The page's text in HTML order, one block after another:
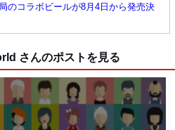
のコラボビールが8月4日から発売決
さんのポストを見る